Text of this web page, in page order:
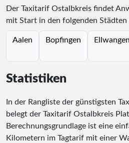
Der Taxitarif Ostalbkreis findet
mit Start in den folgenden
Aalen Bopfingen Ellwangen
Statistiken
In der Rangliste der günstigsten
belegt der Taxitarif Ostalbkreis
Berechnungsgrundlage ist eine
Kilometern im Tagtarif mit einer